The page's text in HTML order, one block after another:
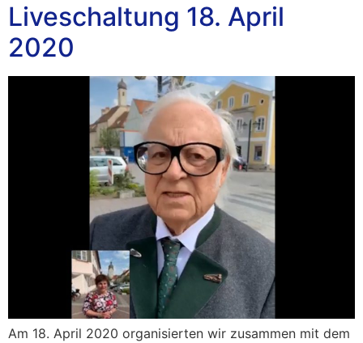
Liveschaltung 18. April
2020
Am 18. April 2020 organisierten wir zusammen mit dem